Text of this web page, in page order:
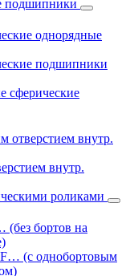
подшипники
однорядные
подшипники
сферические
отверстием внутр.
внутр.
роликами
бортов на
(с однобортовым